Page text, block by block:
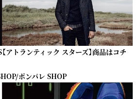
アトランティック スターズ】商品はコチ
/ポンパレ SHOP